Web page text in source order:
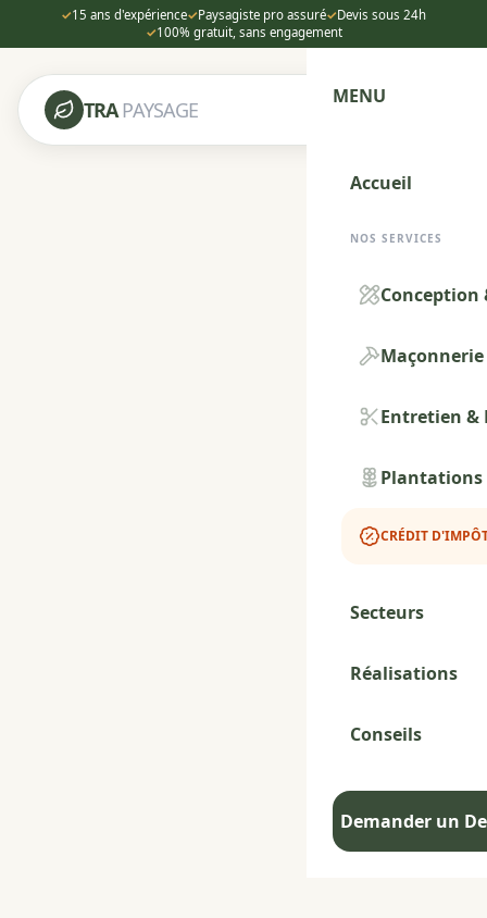
✓15 ans d'expérience✓Paysagiste pro assuré✓Devis sous 24h
✓100% gratuit, sans engagement
TRAPAYSAGE
MENU
Accueil
NOS SERVICES
Conception
Maçonnerie
Entretien &
Plantations
CRÉDIT
Secteurs
Réalisations
Conseils
Demander un